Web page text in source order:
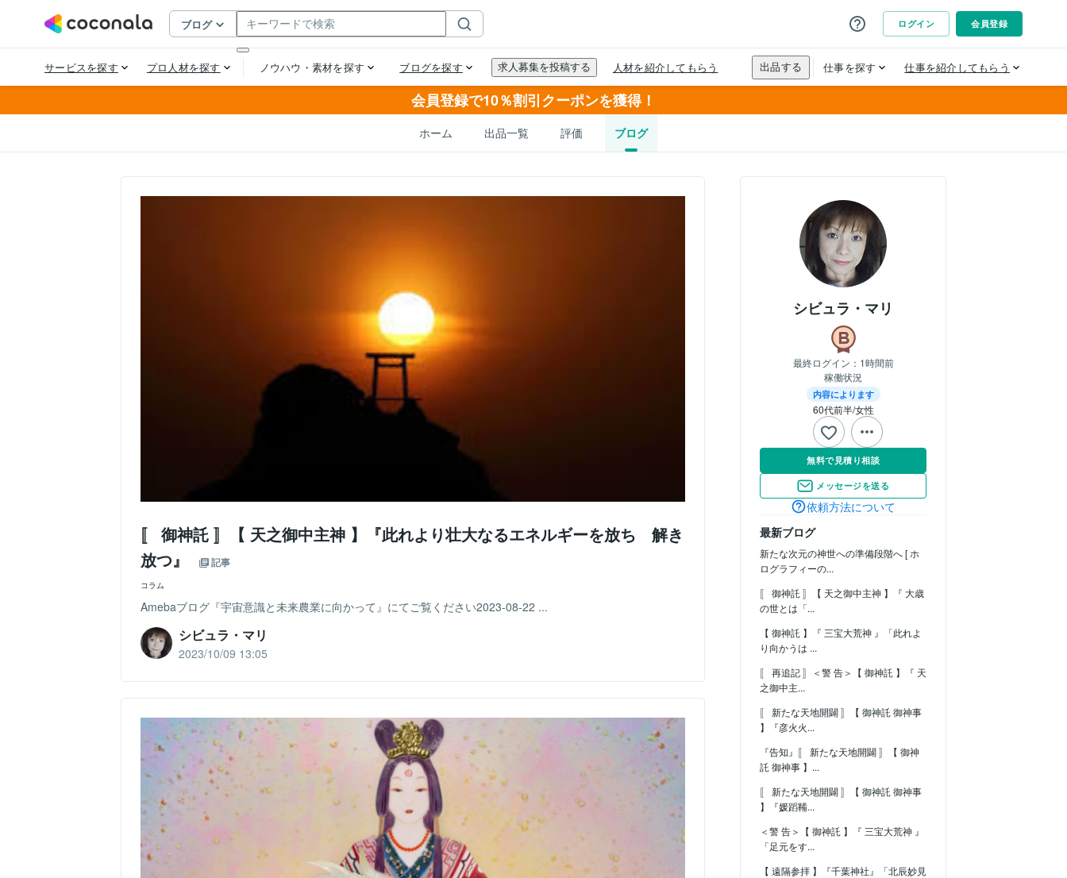
会員登録で10％割引クーポンを獲得！
ホーム 出品一覧 評価 ブログ
シビュラ・マリ
最終ログイン： 1時間前
稼働状況
内容によります
60代前半女性
無料で見積り相談
メッセージを送る
依頼方法について
最新ブログ
新たな次元の神世への準備段階へ [ ホ
ログラフィーの...
〚 御神託 〛【 天之御中主神 】『 大歳
の世とは「...
【 御神託 】『 三宝大荒神 』「此れよ
り向かうは ...
〚 再追記 〛＜警 告＞【 御神託 】『 天
之御中主...
〚 新たな天地開闢 〛【 御神託 御神事
】『彦火火...
『告知』〚 新たな天地開闢 〛【 御神
託 御神事 】...
〚 新たな天地開闢 〛【 御神託 御神事
】『媛蹈鞴...
＜警 告＞【 御神託 】『 三宝大荒神 』
「足元をす...
【 遠隔参拝 】『千葉神社』「北辰妙見
〚 御神託 〛【 天之御中主神 】『此れより壮大なるエネルギーを放ち 解き
放つ』
記事
コラム
Amebaブログ『宇宙意識と未来農業に向かって』にてご覧ください2023-08-22 ...
シビュラ・マリ
2023/10/09 13:05